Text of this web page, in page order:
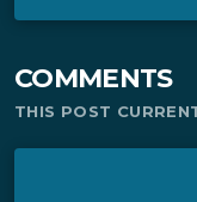
COMMENTS
THIS POST